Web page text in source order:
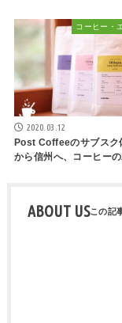
コーヒー・
2020.03.12
Post Coffeeのサブスク
から信州へ、コーヒーの
ABOUT US